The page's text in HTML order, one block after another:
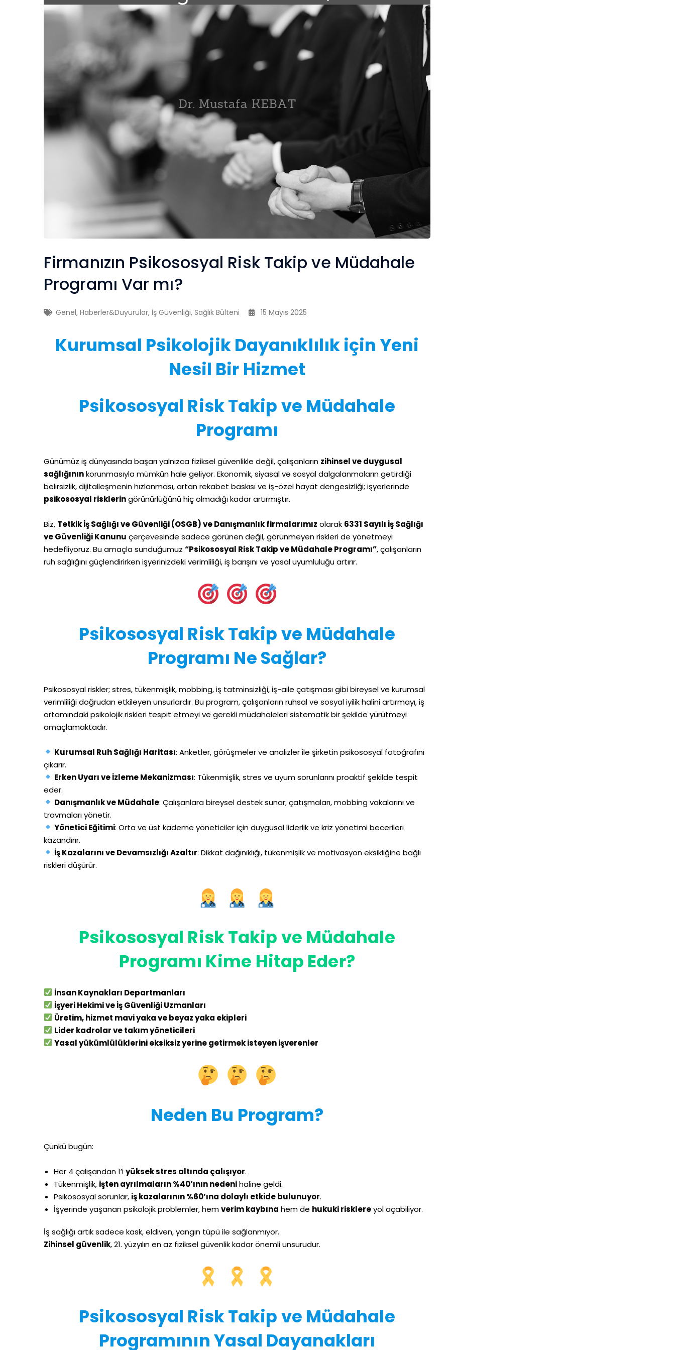
Firmanızın Psikososyal Risk Takip ve Müdahale
Programı Var mı?
Genel, Haberler&Duyurular, İş Güvenliği, Sağlık Bülteni 15 Mayıs 2025
Kurumsal Psikolojik Dayanıklılık için Yeni
Nesil Bir Hizmet
Psikososyal Risk Takip ve Müdahale
Programı
Günümüz iş dünyasında başarı yalnızca fiziksel güvenlikle değil, çalışanların zihinsel ve duygusal
sağlığınınkorunmasıyla mümkün hale geliyor. Ekonomik, siyasal ve sosyal dalgalanmaların getirdiği
belirsizlik, dijitalleşmenin hızlanması, artan rekabet baskısı ve iş-özel hayat dengesizliği; işyerlerinde
psikososyal riskleringörünürlüğünü hiç olmadığı kadar artırmıştır.
Biz, Tetkik İş Sağlığı ve Güvenliği (OSGB) ve Danışmanlık firmalarımız olarak 6331 Sayılı İş Sağlığı
ve Güvenliği Kanunu çerçevesinde sadece görünen değil, görünmeyen riskleri de yönetmeyi
hedefliyoruz. Bu amaçla sunduğumuz “Psikososyal Risk Takip ve Müdahale Programı”, çalışanların
ruh sağlığını güçlendirirken işyerinizdeki verimliliği, iş barışını ve yasal uyumluluğu artırır.
Psikososyal Risk Takip ve Müdahale
Programı Ne Sağlar?
Psikososyal riskler; stres, tükenmişlik, mobbing, iş tatminsizliği, iş-aile çatışması gibi bireysel ve kurumsal
verimliliği doğrudan etkileyen unsurlardır. Bu program, çalışanların ruhsal ve sosyal iyilik halini artırmayı, iş
ortamındaki psikolojik riskleri tespit etmeyi ve gerekli müdahaleleri sistematik bir şekilde yürütmeyi
amaçlamaktadır.
Kurumsal Ruh Sağlığı Haritası: Anketler, görüşmeler ve analizler ile şirketin psikososyal fotoğrafını
çıkarır.
Erken Uyarı ve İzleme Mekanizması: Tükenmişlik, stres ve uyum sorunlarını proaktif şekilde tespit
eder.
Danışmanlık ve Müdahale: Çalışanlara bireysel destek sunar; çatışmaları, mobbing vakalarını ve
travmaları yönetir.
Yönetici Eğitimi: Orta ve üst kademe yöneticiler için duygusal liderlik ve kriz yönetimi becerileri
kazandırır.
İş Kazalarını ve Devamsızlığı Azaltır: Dikkat dağınıklığı, tükenmişlik ve motivasyon eksikliğine bağlı
riskleri düşürür.
Psikososyal Risk Takip ve Müdahale
Programı Kime Hitap Eder?
İnsan Kaynakları Departmanları
İşyeri Hekimi ve İş Güvenliği Uzmanları
Üretim, hizmet mavi yaka ve beyaz yaka ekipleri
Lider kadrolar ve takım yöneticileri
Yasal yükümlülüklerini eksiksiz yerine getirmek isteyen işverenler
Neden Bu Program?
Çünkü bugün:
Her 4 çalışandan 1’iyüksek stres altında çalışıyor.
Tükenmişlik, işten ayrılmaların %40’ının nedenihaline geldi.
Psikososyal sorunlar, iş kazalarının %60’ına dolaylı etkide bulunuyor.
İşyerinde yaşanan psikolojik problemler, hemverim kaybına hem de hukuki risklereyol açabiliyor.
İş sağlığı artık sadece kask, eldiven, yangın tüpü ile sağlanmıyor.
Zihinsel güvenlik, 21. yüzyılın en az fiziksel güvenlik kadar önemli unsurudur.
Psikososyal Risk Takip ve Müdahale
Programının Yasal Dayanakları